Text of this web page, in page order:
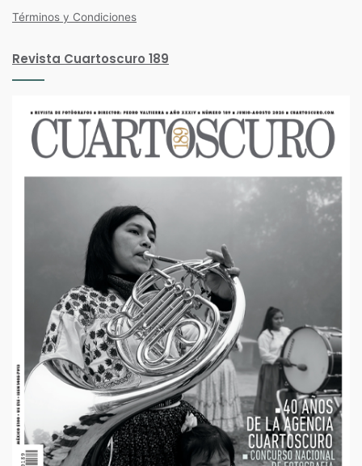
Términos y Condiciones
Revista Cuartoscuro 189